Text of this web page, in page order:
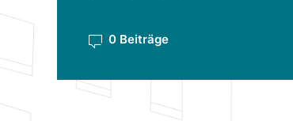
0 Beiträge